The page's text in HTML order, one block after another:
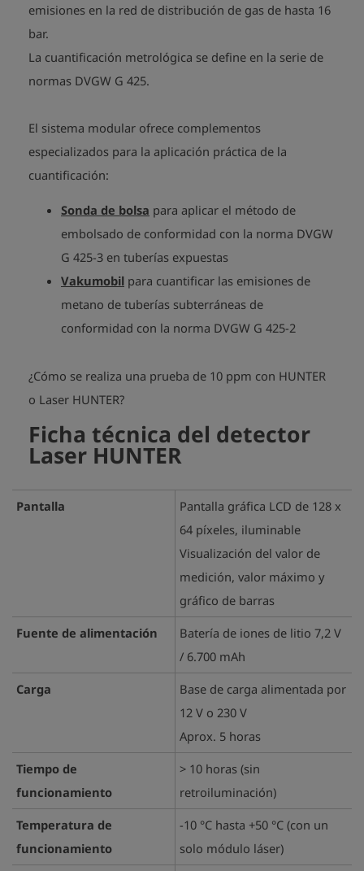
emisiones en la red de distribución de gas de hasta 16
bar.
La cuantificación metrológica se define en la serie de
normas DVGW G 425.
El sistema modular ofrece complementos
especializados para la aplicación práctica de la
cuantificación:
Sonda de bolsa para aplicar el método de
embolsado de conformidad con la norma DVGW
G 425-3 en tuberías expuestas
Vakumobil para cuantificar las emisiones de
metano de tuberías subterráneas de
conformidad con la norma DVGW G 425-2
¿Cómo se realiza una prueba de 10 ppm con HUNTER
o Laser HUNTER?
Ficha técnica del detector
Laser HUNTER
Pantalla
Pantalla gráfica LCD de 128 x
64 píxeles, iluminable
Visualización del valor de
medición, valor máximo y
gráfico de barras
Fuente de alimentación
Batería de iones de litio 7,2 V
/ 6.700 mAh
Carga
Base de carga alimentada por
12 V o 230 V
Aprox. 5 horas
Tiempo de
funcionamiento
> 10 horas (sin
retroiluminación)
Temperatura de
funcionamiento
-10 °C hasta +50 °C (con un
solo módulo láser)